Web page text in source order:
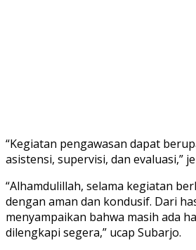
“Kegiatan pengawasan dapat
asistensi, supervisi, dan evaluasi,”
“Alhamdulillah, selama kegiatan
dengan aman dan kondusif. Dari
menyampaikan bahwa masih ada
dilengkapi segera,” ucap Subarjo.